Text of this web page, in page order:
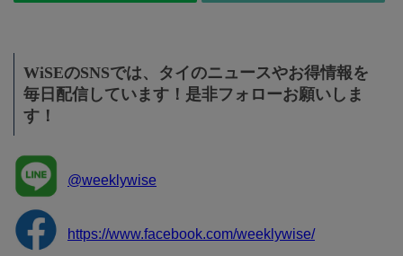
WiSEのSNSでは、タイのニュースやお得情報を
毎日配信しています！是非フォローお願いしま
す！
@weeklywise
https://www.facebook.com/weeklywise/